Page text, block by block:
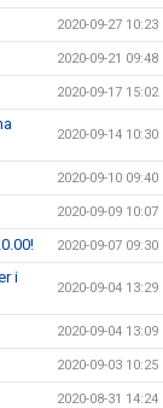
2020-09-27 10:23
2020-09-21 09:48
2020-09-17 15:02
2020-09-14 10:30
2020-09-10 09:40
2020-09-09 10:07
2020-09-07 09:30
i
2020-09-04 13:29
2020-09-04 13:09
2020-09-03 10:25
2020-08-31 14:24